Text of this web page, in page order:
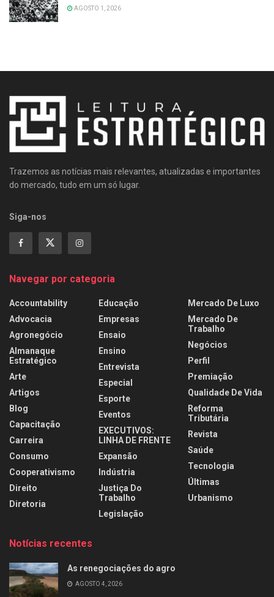
AGOSTO 1, 2026
Trazemos as notícias mais relevantes, atualizadas e importantes
do mercado, tudo em um só lugar.
Siga-nos
Navegar por categoria
Accountability
Advocacia
Agronegócio
Almanaque
Estratégico
Arte
Artigos
Blog
Capacitação
Carreira
Consumo
Cooperativismo
Direito
Diretoria
Educação
Empresas
Ensaio
Ensino
Entrevista
Especial
Esporte
Eventos
EXECUTIVOS:
LINHA DE FRENTE
Expansão
Indústria
Justiça Do
Trabalho
Legislação
Mercado De Luxo
Mercado De
Trabalho
Negócios
Perfil
Premiação
Qualidade De Vida
Reforma
Tributária
Revista
Saúde
Tecnologia
Últimas
Urbanismo
Notícias recentes
As renegociações do agro
AGOSTO 4, 2026